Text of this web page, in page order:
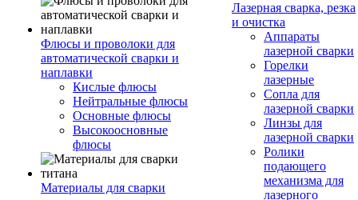
Флюсы и проволоки для
автоматической сварки и
наплавки
Кислые флюсы
Нейтральные флюсы
Основные флюсы
Высокоосновные
флюсы
Материалы для сварки
Лазерная сварка, резка
и очистка
Аппараты
лазерной сварки
Горелки
лазерные
Сопла для
лазерной сварки
Линзы для
лазерной сварки
Ролики
подающего
механизма для
лазерного